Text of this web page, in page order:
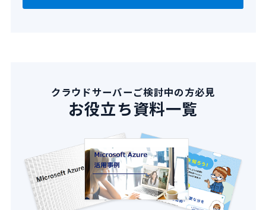
クラウドサーバーご検討中の方必見
お役立ち資料一覧